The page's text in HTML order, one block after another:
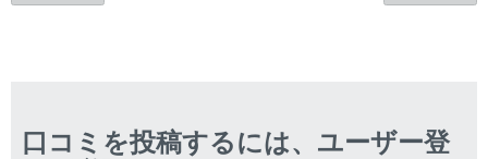
口コミを投稿するには、ユーザー登